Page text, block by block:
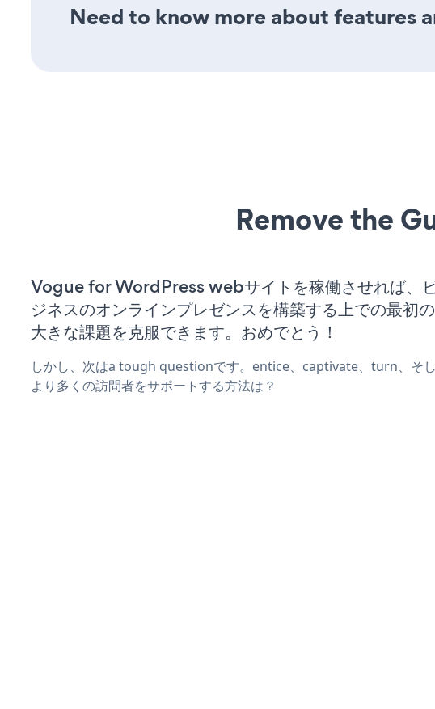
Need to know more about features
Remove the
Vogue for WordPress webサイトを稼働させれば、
ジネスのオンラインプレゼンスを構築する上での最初の
大きな課題を克服できます。おめでとう！
しかし、次はa tough questionです。entice、captivate、turn、そ
より多くの訪問者をサポートする方法は？